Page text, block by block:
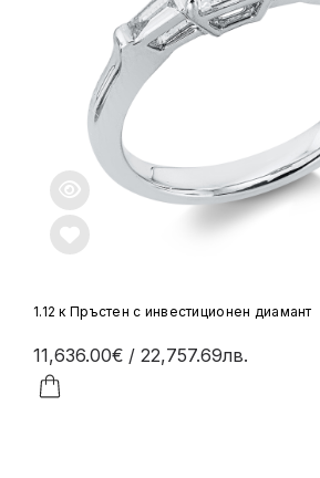
1.12 к Пръстен с инвестиционен диамант
11,636.00€ / 22,757.69лв.